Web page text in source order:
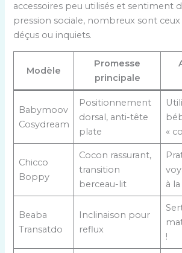
accessoires peu utilisés et sentiment
pression sociale, nombreux sont
déçus ou inquiets.
Modèle
Promesse
principale
Babymoov
Cosydream
Positionnement
dorsal, anti-tête
plate
«
Chicco
Boppy
Cocon rassurant,
transition
berceau-lit
à
Beaba
Transatdo
Inclinaison pour
reflux
!